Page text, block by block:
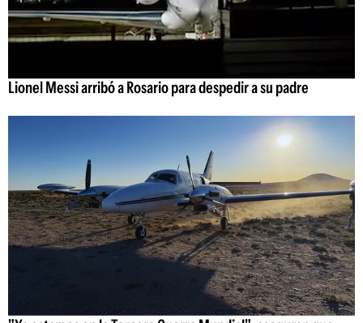
Lionel Messi arribó a Rosario para despedir a su padre